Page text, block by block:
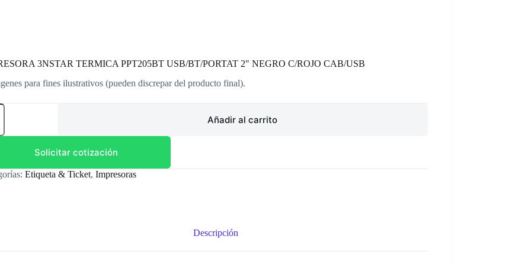
3NSTAR TERMICA PPT205BT USB/BT/PORTAT 2″ NEGRO C/ROJO CAB/USB
para fines ilustrativos (pueden discrepar del producto final).
PORTAT
Añadir al carrito
Solicitar cotización
Etiqueta & Ticket, Impresoras
Descripción